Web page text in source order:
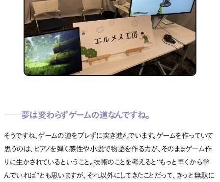
──夢は変わらずゲームの道なんですね。
そうですね、ゲームの道をブレずに突き進んでいます。ゲームを作っていて
思うのは、ピアノを弾く感性や小説で物語を作る力が、そのままゲーム作
りに生かされているということ。技術のことを考えると“もっと早くから学
んでいれば”とも思いますが、それ以外にしてきたことだって、きっと無駄に